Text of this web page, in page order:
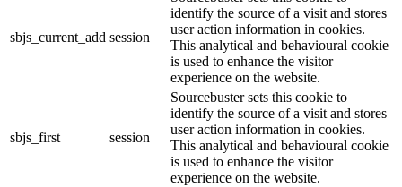
sbjs_current_add session
identify the source of a visit and stores
user action information in cookies.
This analytical and behavioural cookie
is used to enhance the visitor
experience on the website.
sbjs_first session
Sourcebuster sets this cookie to
identify the source of a visit and stores
user action information in cookies.
This analytical and behavioural cookie
is used to enhance the visitor
experience on the website.